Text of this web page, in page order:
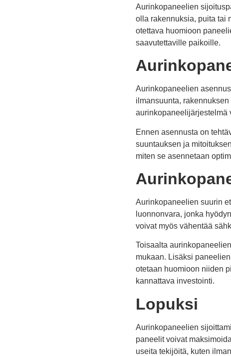
Aurinkopaneelien
olla rakennuksia, puita tai
otettava huomioon
saavutettaville paikoille.
Aurinkopaneelien
ilmansuunta,
aurinkopaneelijärjestelmä
Ennen asennusta on
suuntauksen ja
miten se asennetaan
Aurinkopaneelien suurin
luonnonvara, jonka
voivat myös vähentää
Toisaalta
mukaan. Lisäksi
otetaan huomioon niiden
kannattava investointi.
Lopuksi
Aurinkopaneelien
paneelit voivat
useita tekijöitä, kuten